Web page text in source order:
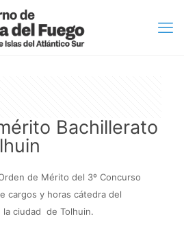
Bachillerato
de Mérito del 3º Concurso
cargos y horas cátedra del
la ciudad de Tolhuin.